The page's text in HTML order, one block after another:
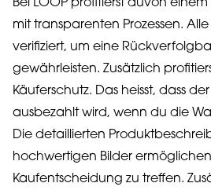
Bei LOOP profitierst duvon
mit transparenten Prozessen.
verifiziert, um eine
gewährleisten. Zusätzlich
Käuferschutz. Das heisst, dass
ausbezahlt wird, wenn du die
Die detaillierten
hochwertigen Bilder
Kaufentscheidung zu treffen.